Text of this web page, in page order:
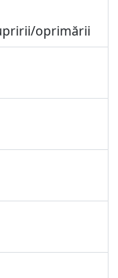
oprimării